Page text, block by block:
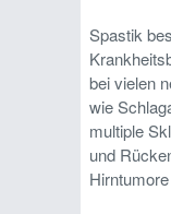
Spastik
bei vielen
wie
multiple
und